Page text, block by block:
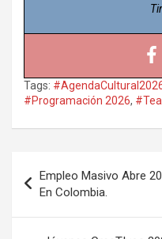
Tags:
#Programación 2026,
de
entradas
Empleo Masivo Abre
En Colombia.